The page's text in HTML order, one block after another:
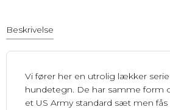
Beskrivelse
Vi fører her en utrolig lækker serie
hundetegn. De har samme form
et US Army standard sæt men